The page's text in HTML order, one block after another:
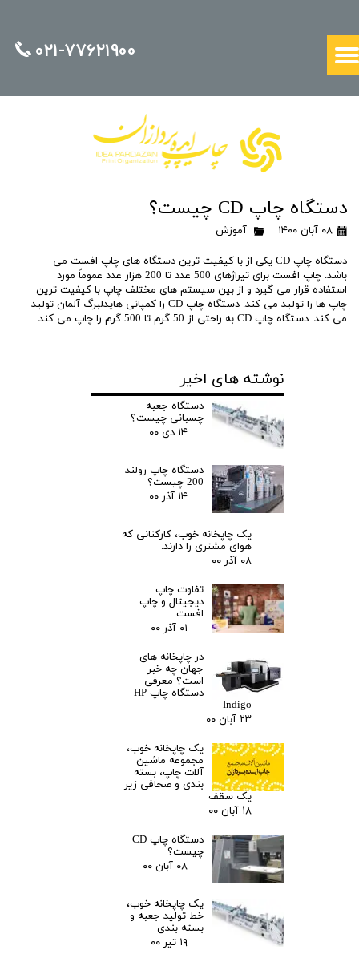
021-77621900
دستگاه چاپ CD چیست؟
۰۸ آبان ۱۴۰۰ آموزش
دستگاه چاپ CD یکی از با کیفیت ترین دستگاه های چاپ افست می
باشد. چاپ افست برای تیراژهای 500 عدد تا 200 هزار عدد عموماً مورد
استفاده قرار می گیرد و از بین سیستم های مختلف چاپ با کیفیت ترین
چاپ ها را تولید می کند. دستگاه چاپ CD را کمپانی هایدلبرگ آلمان تولید
می کند. دستگاه چاپ CD به راحتی از 50 گرم تا 500 گرم را چاپ می کند.
نوشته های اخیر
دستگاه جعبه
چسبانی چیست؟
۱۴ دی ۰۰
دستگاه چاپ رولند
200 چیست؟
۱۴ آذر ۰۰
یک چاپخانه خوب، کارکنانی که
هوای مشتری را دارند.
۰۸ آذر ۰۰
تفاوت چاپ
دیجیتال و چاپ
افست
۰۱ آذر ۰۰
در چاپخانه های
جهان چه خبر
است؟ معرفی
دستگاه چاپ HP
Indigo
۲۳ آبان ۰۰
یک چاپخانه خوب،
مجموعه ماشین
آلات چاپ، بسته
بندی و صحافی زیر
یک سقف
۱۸ آبان ۰۰
دستگاه چاپ CD
چیست؟
۰۸ آبان ۰۰
یک چاپخانه خوب،
خط تولید جعبه و
بسته بندی
۱۹ تیر ۰۰